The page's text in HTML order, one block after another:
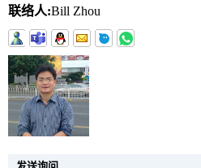
联络人:Bill Zhou